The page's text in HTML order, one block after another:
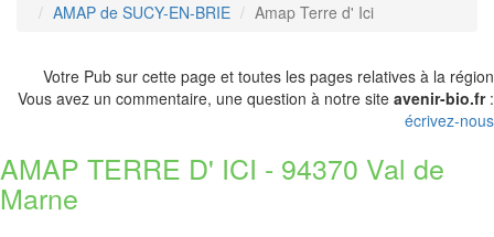
AMAP de SUCY-EN-BRIE
Amap Terre d' Ici
Votre Pub sur cette page et toutes les pages relatives à la région
Vous avez un commentaire, une question à notre site avenir-bio.fr:
écrivez-nous
AMAP TERRE D' ICI - 94370 Val de
Marne